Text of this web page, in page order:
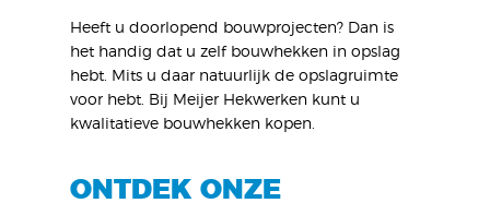
Heeft u doorlopend bouwprojecten? Dan is
het handig dat u zelf bouwhekken in opslag
hebt. Mits u daar natuurlijk de opslagruimte
voor hebt. Bij Meijer Hekwerken kunt u
kwalitatieve bouwhekken kopen.
ONTDEK ONZE